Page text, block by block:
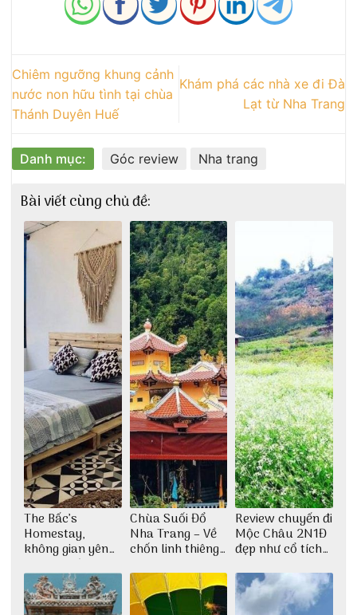
Chiêm ngưỡng khung cảnh
nước non hữu tình tại chùa
Thánh Duyên Huế
Khám phá các nhà xe đi Đà
Lạt từ Nha Trang
Danh mục: Góc review Nha trang
Bài viết cùng chủ đề:
The Bấc’s
Homestay,
không gian yên
bình tại Hòn Sơn
Chùa Suối Đổ
Nha Trang – Về
chốn linh thiêng
thiền định
Review chuyến đi
Mộc Châu 2N1Đ
đẹp như cổ tích
Thu Hà